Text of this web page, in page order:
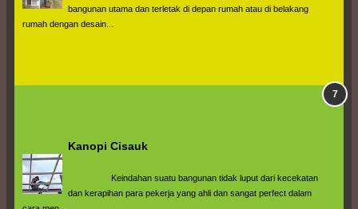
bangunan utama dan terletak di depan rumah atau di belakang
rumah dengan desain...
Kanopi Cisauk
Keindahan suatu bangunan tidak luput dari kecekatan
dan kerapihan para pekerja yang ahli dan sangat perfect dalam